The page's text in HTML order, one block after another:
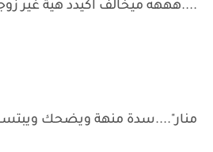
....هههه ميخالف اكيدد هية غير
منار"....سدة منهة ويضحك